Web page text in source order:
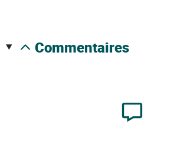
commentaires